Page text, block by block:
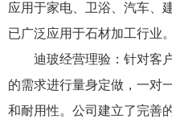
应用于家电、卫浴、汽车、
已广泛应用于石材加工行业。
迪玻经营理验：针对客户
的需求进行量身定做，一对
和耐用性。公司建立了完善